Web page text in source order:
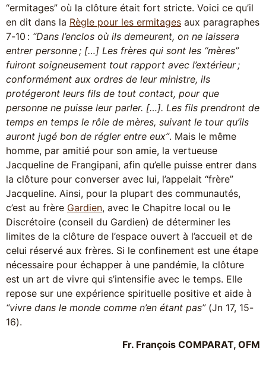
“ermitages” où la clôture était fort stricte. Voici ce qu’il
en dit dans la Règle pour les ermitages aux paragraphes
7-10 : “Dans l’enclos où ils demeurent, on ne laissera
entrer personne ; […] Les frères qui sont les “mères”
fuiront soigneusement tout rapport avec l’extérieur ;
conformément aux ordres de leur ministre, ils
protégeront leurs fils de tout contact, pour que
personne ne puisse leur parler. […]. Les fils prendront de
temps en temps le rôle de mères, suivant le tour qu’ils
auront jugé bon de régler entre eux”. Mais le même
homme, par amitié pour son amie, la vertueuse
Jacqueline de Frangipani, afin qu’elle puisse entrer dans
la clôture pour converser avec lui, l’appelait “frère”
Jacqueline. Ainsi, pour la plupart des communautés,
c’est au frère Gardien, avec le Chapitre local ou le
Discrétoire (conseil du Gardien) de déterminer les
limites de la clôture de l’espace ouvert à l’accueil et de
celui réservé aux frères. Si le confinement est une étape
nécessaire pour échapper à une pandémie, la clôture
est un art de vivre qui s’intensifie avec le temps. Elle
repose sur une expérience spirituelle positive et aide à
“vivre dans le monde comme n’en étant pas”(Jn 17, 15-
16).
Fr. François COMPARAT, OFM